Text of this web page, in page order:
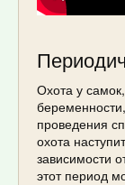
Охота у
проведения
охота
зависимости
этот период